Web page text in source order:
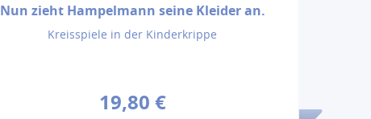
Nun zieht Hampelmann seine Kleider an.
Kreisspiele in der Kinderkrippe
19,80 €